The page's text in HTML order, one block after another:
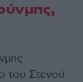
του Στενού